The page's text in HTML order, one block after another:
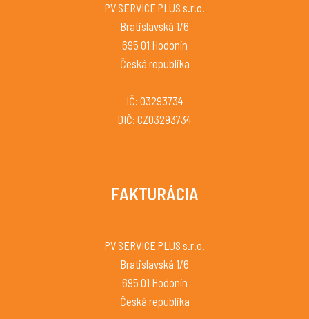
PV SERVICE PLUS s.r.o.
Bratislavská 1/6
695 01 Hodonín
Česká republika
IČ: 03293734
DIČ: CZ03293734
FAKTURÁCIA
PV SERVICE PLUS s.r.o.
Bratislavská 1/6
695 01 Hodonín
Česká republika